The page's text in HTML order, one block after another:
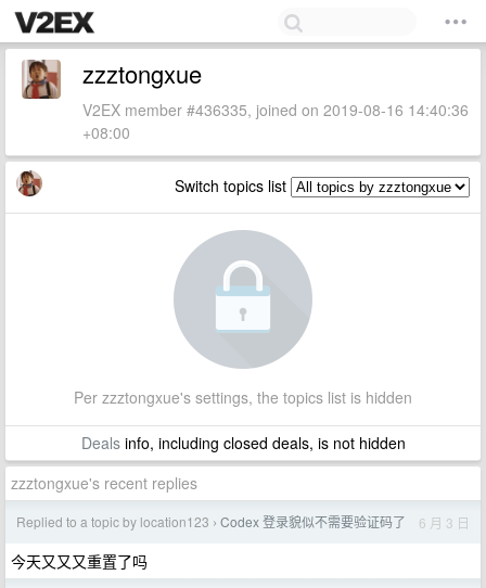
zzztongxue
V2EX member #436335, joined on 2019-08-16 14:40:36
+08:00
Switch topics list
Per zzztongxue's settings, the topics list is hidden
Dealsinfo, including closed deals, is not hidden
zzztongxue's recent replies
Replied to a topic by location123 › Codex 登录貌似不需要验证码了 6 月 3 日
今天又又又重置了吗